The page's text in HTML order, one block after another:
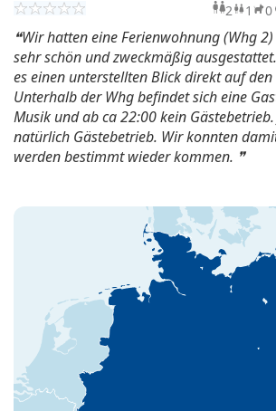
2 1 0
Wir hatten eine Ferienwohnung (Whg
sehr schön und zweckmäßig
es einen unterstellten Blick direkt auf den
Unterhalb der Whg befindet sich eine
Musik und ab ca 22:00 kein
natürlich Gästebetrieb. Wir konnten
werden bestimmt wieder kommen.